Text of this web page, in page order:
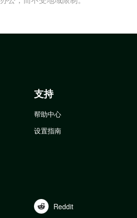
支持
帮助中心
设置指南
Reddit